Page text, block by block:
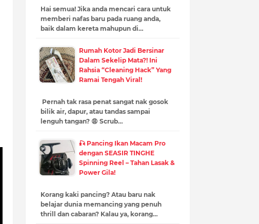
Hai semua! Jika anda mencari cara untuk
memberi nafas baru pada ruang anda,
baik dalam kereta mahupun di…
Rumah Kotor Jadi Bersinar
Dalam Sekelip Mata?! Ini
Rahsia “Cleaning Hack” Yang
Ramai Tengah Viral!
Pernah tak rasa penat sangat nak gosok
bilik air, dapur, atau tandas sampai
lenguh tangan? 😩 Scrub…
🎣 Pancing Ikan Macam Pro
dengan SEASIR TINGHE
Spinning Reel – Tahan Lasak &
Power Gila!
Korang kaki pancing? Atau baru nak
belajar dunia memancing yang penuh
thrill dan cabaran? Kalau ya, korang…